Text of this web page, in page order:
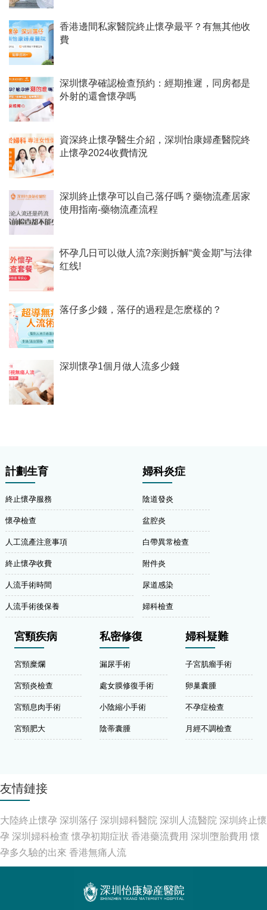
香港邊間私家醫院終止懷孕最平？有無其他收
費
深圳懷孕確認檢查預約：經期推遲，同房都是
外射的還會懷孕嗎
資深終止懷孕醫生介紹，深圳怡康婦產醫院終
止懷孕2024收費情況
深圳終止懷孕可以自己落仔嗎？藥物流產居家
使用指南-藥物流產流程
怀孕几日可以做人流?亲测拆解“黄金期”与法律
红线!
落仔多少錢，落仔的過程是怎麽樣的？
深圳懷孕1個月做人流多少錢
計劃生育
終止懷孕服務
懷孕檢查
人工流產注意事項
終止懷孕收費
人流手術時間
人流手術後保養
婦科炎症
陰道發炎
盆腔炎
白帶異常檢查
附件炎
尿道感染
婦科檢查
宮頸疾病
宮頸糜爛
宮頸炎檢查
宮頸息肉手術
宮頸肥大
私密修復
漏尿手術
處女膜修復手術
小陰縮小手術
陰蒂囊腫
婦科疑難
子宮肌瘤手術
卵巢囊腫
不孕症檢查
月經不調檢查
友情鏈接
大陸終止懷孕 深圳落仔深圳婦科醫院深圳人流醫院深圳終止懷
孕 深圳婦科檢查 懷孕初期症狀 香港藥流費用 深圳墮胎費用 懷
孕多久驗的出來 香港無痛人流